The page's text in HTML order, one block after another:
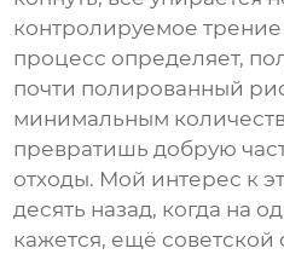
контролируемое
процесс определяет,
почти полированный
минимальным
превратишь добрую
отходы. Мой интерес к
десять назад, когда на
кажется, ещё